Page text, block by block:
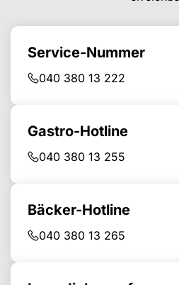
Service-Nummer
040 380 13 222
Gastro-Hotline
040 380 13 255
Bäcker-Hotline
040 380 13 265